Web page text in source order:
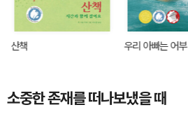
산책 우리 아빠는 어부
소중한 존재를 떠나보냈을 때